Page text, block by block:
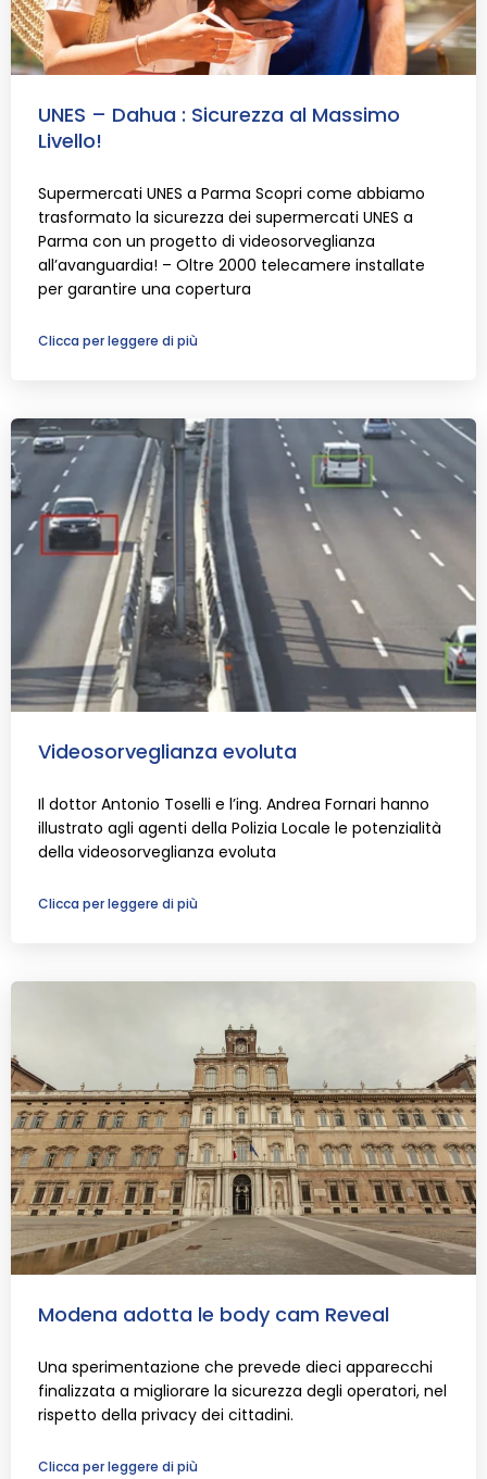
UNES – Dahua : Sicurezza al Massimo
Livello!
Supermercati UNES a Parma Scopri come abbiamo
trasformato la sicurezza dei supermercati UNES a
Parma con un progetto di videosorveglianza
all’avanguardia! – Oltre 2000 telecamere installate
per garantire una copertura
Clicca per leggere di più
Videosorveglianza evoluta
Il dottor Antonio Toselli e l’ing. Andrea Fornari hanno
illustrato agli agenti della Polizia Locale le potenzialità
della videosorveglianza evoluta
Clicca per leggere di più
Modena adotta le body cam Reveal
Una sperimentazione che prevede dieci apparecchi
finalizzata a migliorare la sicurezza degli operatori, nel
rispetto della privacy dei cittadini.
Clicca per leggere di più